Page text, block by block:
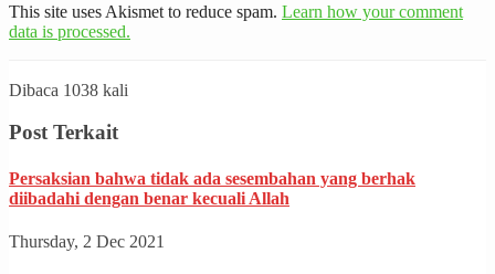
This site uses Akismet to reduce spam. Learn how your comment
data is processed.
Dibaca 1038 kali
Post Terkait
Persaksian bahwa tidak ada sesembahan yang berhak
diibadahi dengan benar kecuali Allah
Thursday, 2 Dec 2021